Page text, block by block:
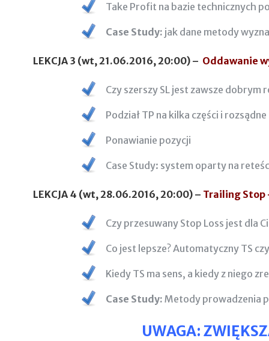
Take Profit na bazie technicznych
Case Study: jak dane metody
LEKCJA 3 (wt, 21.06.2016, 20:00) – Oddawanie
Czy szerszy SL jest zawsze dobrym
Podział TP na kilka części i
Ponawianie pozycji
Case Study: system oparty na
LEKCJA 4 (wt, 28.06.2016, 20:00) – Trailing Stop
Czy przesuwany Stop Loss jest dla
Co jest lepsze? Automatyczny TS
Kiedy TS ma sens, a kiedy z niego
Case Study: Metody prowadzenia
UWAGA: